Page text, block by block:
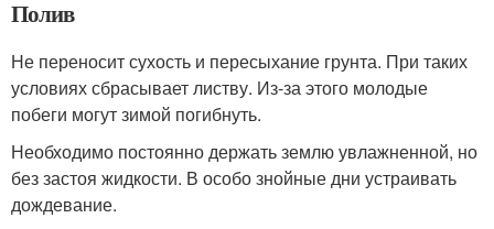
Полив
Не переносит сухость и пересыхание грунта. При таких
условиях сбрасывает листву. Из-за этого молодые
побеги могут зимой погибнуть.
Необходимо постоянно держать землю увлажненной, но
без застоя жидкости. В особо знойные дни устраивать
дождевание.